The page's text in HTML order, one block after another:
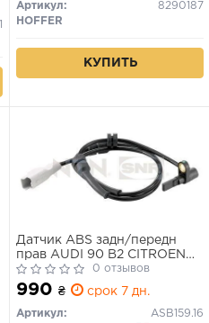
Артикул:
8290187
HOFFER
КУПИТЬ
Датчик ABS задн/передн
прав AUDI 90 B2 CITROEN
C8 FIAT GRANDE PUNTO,
PUNTO, PUNTO EVO, ULYSSE
LANCIA PHEDRA PEUGEOT
807 0.9-3.0 10.84-
0 отзывов
990 ₴ срок 7 дн.
Артикул:
ASB159.16